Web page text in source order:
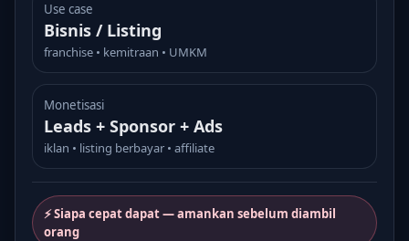
Use case
Bisnis / Listing
franchise • kemitraan • UMKM
Monetisasi
Leads + Sponsor + Ads
iklan • listing berbayar • affiliate
⚡ Siapa cepat dapat — amankan sebelum diambil
orang